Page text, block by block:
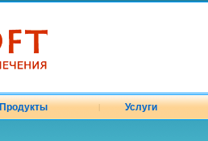
Продукты Услуги